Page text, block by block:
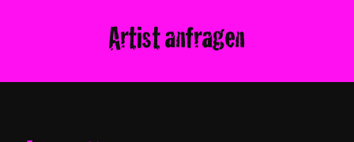
Artist anfragen